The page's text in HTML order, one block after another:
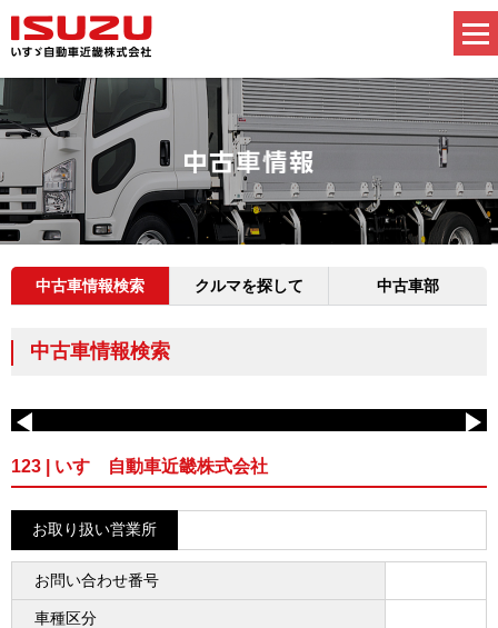
中古車情報検索 クルマを探して 中古車部
中古車情報検索
123 | いすゞ自動車近畿株式会社
お取り扱い営業所
お問い合わせ番号
車種区分